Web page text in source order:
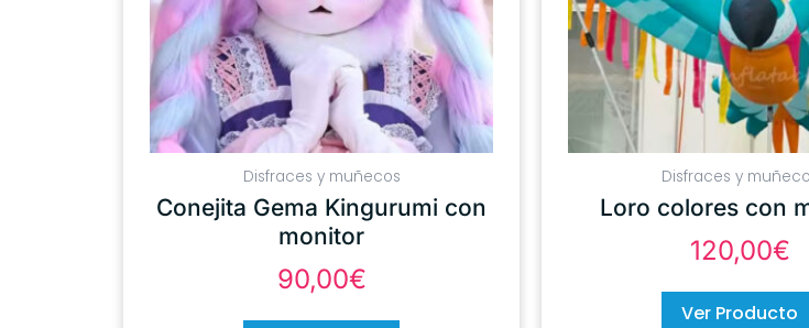
Disfraces y muñecos
Conejita Gema Kingurumi con
monitor
90,00€
Disfraces y
Loro colores con
120,00€
Ver Producto